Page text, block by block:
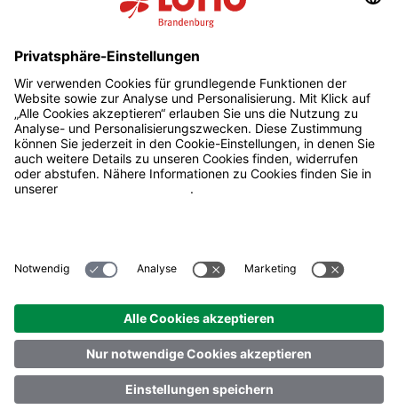
Barrierefreiheit Sitemap Privatsphäre
© Lotto Brandenburg – Alle
Angaben ohne Gewähr.